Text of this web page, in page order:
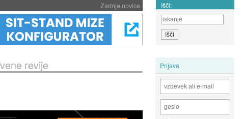
Zadnje novice Išči:
Prijava
revije